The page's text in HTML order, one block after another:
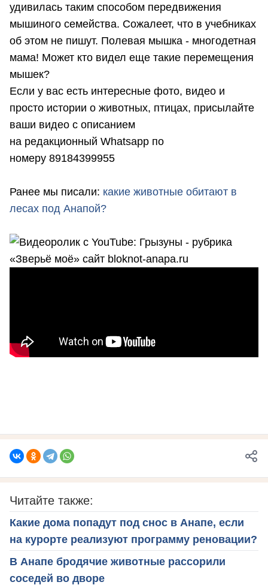
удивилась таким способом передвижения
мышиного семейства. Сожалеет, что в учебниках
об этом не пишут. Полевая мышка - многодетная
мама! Может кто видел еще такие перемещения
мышек?
Если у вас есть интересные фото, видео и
просто истории о животных, птицах, присылайте
ваши видео с описанием
на редакционный Whatsapp по
номеру 89184399955
Ранее мы писали: какие животные обитают в
лесах под Анапой?
Читайте также:
Какие дома попадут под снос в Анапе, если
на курорте реализуют программу реновации?
В Анапе бродячие животные рассорили
соседей во дворе